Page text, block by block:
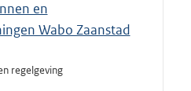
en
Wabo Zaanstad
regelgeving